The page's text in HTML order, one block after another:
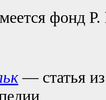
фонд
— статья